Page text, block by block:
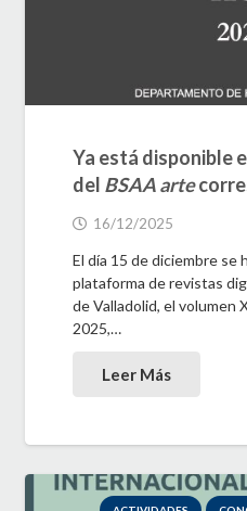
Ya está disponible
del BSAA arte
16/12/2025
El día 15 de diciembre se
plataforma de revistas
de Valladolid, el volumen
2025,…
Leer Más